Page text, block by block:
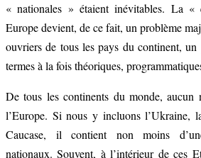
« nationales » étaient inévitables. La «
Europe devient, de ce fait, un problème
ouvriers de tous les pays du continent,
termes à la fois théoriques,
De tous les continents du monde, aucun
l’Europe. Si nous y incluons l’Ukraine,
Caucase, il contient non moins
nationaux. Souvent, à l’intérieur de ces